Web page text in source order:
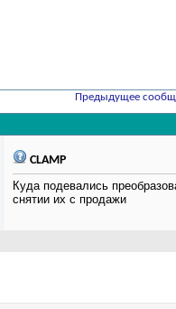
Предыдущее
CLAMP
Куда подевались
снятии их с продажи